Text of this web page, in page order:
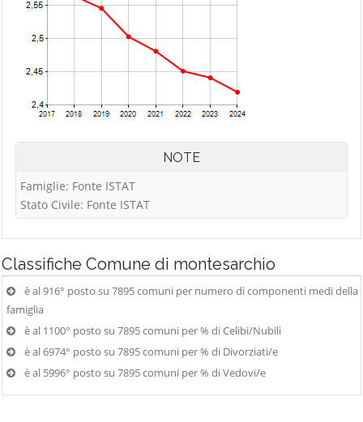
NOTE
Famiglie: Fonte ISTAT
Stato Civile: Fonte ISTAT
Classifiche Comune di montesarchio
è al 916° posto su 7895 comuni per numero di componenti medi della
famiglia
è al 1100° posto su 7895 comuni per % di Celibi/Nubili
è al 6974° posto su 7895 comuni per % di Divorziati/e
è al 5996° posto su 7895 comuni per % di Vedovi/e